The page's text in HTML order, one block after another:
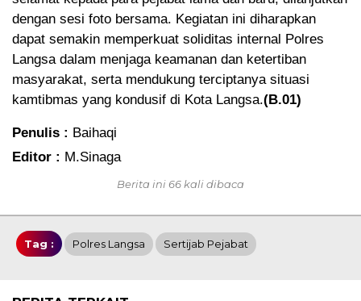
dengan sesi foto bersama. Kegiatan ini diharapkan
dapat semakin memperkuat soliditas internal Polres
Langsa dalam menjaga keamanan dan ketertiban
masyarakat, serta mendukung terciptanya situasi
kamtibmas yang kondusif di Kota Langsa.(B.01)
Penulis : Baihaqi
Editor : M.Sinaga
Berita ini 66 kali dibaca
Tag : Polres Langsa Sertijab Pejabat